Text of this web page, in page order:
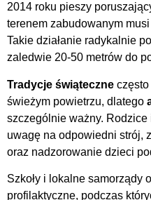
2014 roku pieszy
terenem zabudowanym
Takie działanie radykalnie
zaledwie 20-50 metrów do
Tradycje świąteczne
świeżym powietrzu, dlatego
szczególnie ważny.
uwagę na odpowiedni strój,
oraz nadzorowanie dzieci
Szkoły i lokalne samorządy
profilaktyczne, podczas